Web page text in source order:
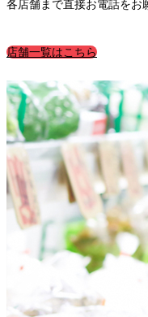
各店舗まで直接お電話をお
店舗一覧はこちら